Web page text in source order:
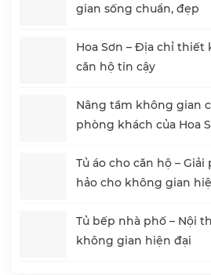
gian sống chuẩn, đẹp
Hoa Sơn – Địa chỉ
căn hộ tin cậy
Nâng tầm không gian
phòng khách của Hoa
Tủ áo cho căn hộ –
hảo cho không gian
Tủ bếp nhà phố – Nội
không gian hiện đại